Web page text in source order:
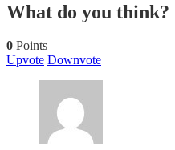
What do you think?
0 Points
Upvote Downvote